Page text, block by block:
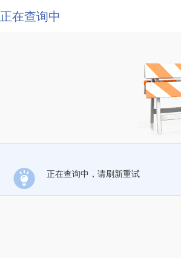
正在查询中
正在查询中，请刷新重试